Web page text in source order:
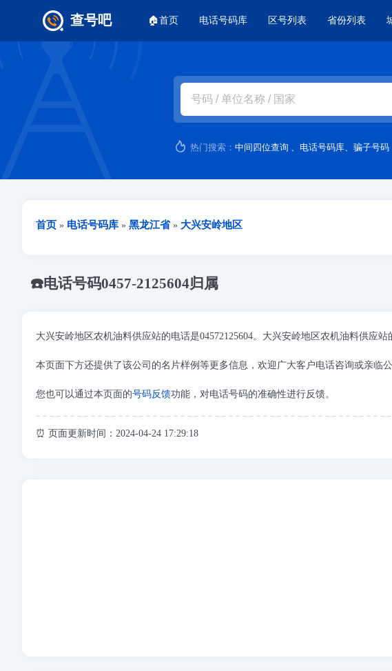
跳转到主要内容
查号吧 🏠首页 电话号码库 区号列表 省份列表
热门搜索： 中间四位查询 、 电话号码库、 骗子号码
当前位置
首页 » 电话号码库 » 黑龙江省 » 大兴安岭地区
☎️电话号码0457-2125604归属
大兴安岭地区农机油料供应站的电话是04572125604。大兴安岭地区农机油料供应
本页面下方还提供了该公司的名片样例等更多信息，欢迎广大客户电话咨询或亲临公
您也可以通过本页面的号码反馈功能，对电话号码的准确性进行反馈。
⏰ 页面更新时间：2024-04-24 17:29:18